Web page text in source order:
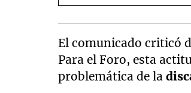
El comunicado criticó
Para el Foro, esta
problemática de la